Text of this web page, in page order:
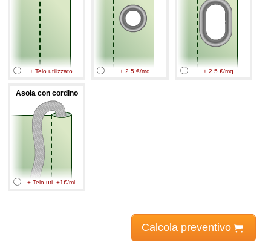
+ Telo utilizzato + 2.5 €/mq + 2.5 €/mq
Asola con cordino
+ Telo uti. +1€/ml
Calcola preventivo